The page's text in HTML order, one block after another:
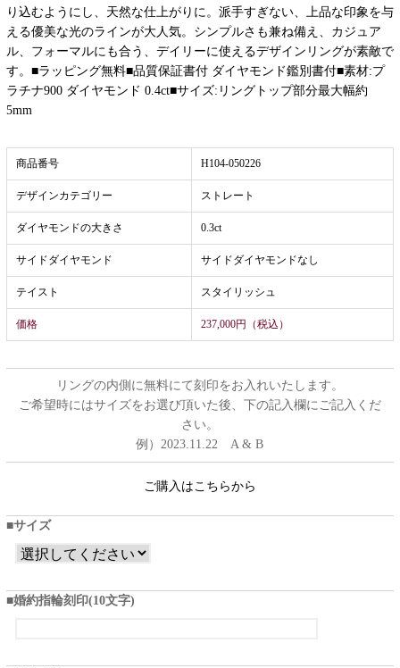
り込むようにし、天然な仕上がりに。派手すぎない、上品な印象を与
える優美な光のラインが大人気。シンプルさも兼ね備え、カジュア
ル、フォーマルにも合う、デイリーに使えるデザインリングが素敵で
す。■ラッピング無料■品質保証書付 ダイヤモンド鑑別書付■素材:プ
ラチナ900 ダイヤモンド 0.4ct■サイズ:リングトップ部分最大幅約
5mm
商品番号 H104-050226
デザインカテゴリー ストレート
ダイヤモンドの大きさ 0.3ct
サイドダイヤモンド サイドダイヤモンドなし
テイスト スタイリッシュ
価格 237,000円（税込）
リングの内側に無料にて刻印をお入れいたします。
ご希望時にはサイズをお選び頂いた後、下の記入欄にご記入くだ
さい。
例）2023.11.22 A & B
ご購入はこちらから
サイズ
婚約指輪刻印(10文字)